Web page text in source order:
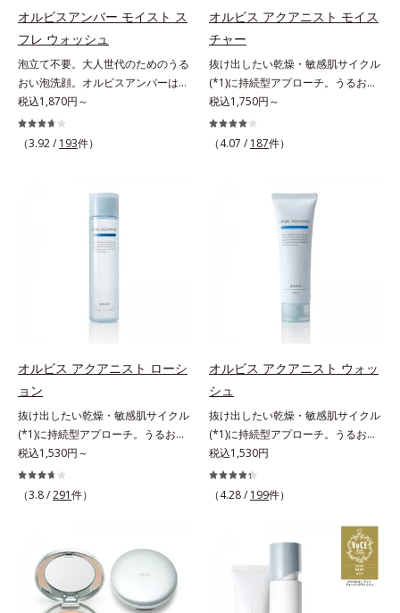
BEAUTY夏祭りは、こちら
な肌に洗い上げます。ツブツブ入り
のパウダーが泡立てネットのように
空気を含ませるので、簡単に泡立て
られます。濃密うるおい泡を洗い流
したあとは大人の肌もつっぱりにく
く、使うたびに毛穴の目立ちにくい
肌(*5)を目指せます。性別問わずお
使いいただけるので、ご夫婦やカッ
つきが気になるところにもお使いい
ただけます。*1 プロテアーゼ、パ
パイン、リパーゼ配合＝洗浄成分*2
皮脂吸収成分*3 自社品*4 パルミチ
皮脂・汚れの除去による
イ酸、ジメチコン配合＝汗や水、皮
脂をはじき、メイクくずれを防ぐ成
分*2 オリーブ葉エキス、ゴレンシ
葉エキス、加水分解ヒアルロン酸、
異性化糖配合＝保湿成分【ご使用方
法】2層タイプなので、必ず容器を
よく振ってからお使いください。メ
イクの仕上げに、顔から20cm程度
シュが目安）ミストを塗布後、肌に
触れずに乾くまでそのままお待ちく
オルビスアンバー モイスト ス
フレ ウォッシュ
泡立て不要。大人世代のためのうる
おい泡洗顔。オルビスアンバーは、
いつも⾃然体で美しくありたいと願
う⼤⼈世代に寄り添うブランドで
す。年齢印象研究に基づいた肌サイ
軽なお手入れで賢いケアを。ライフ
スタイルになじむ、若々しい印象(*)
作りのサポートをします。* 肌にハ
リを与え若々しい印象
税込1,870円～
（3.92 / 193件）
オルビス アクアニスト モイス
チャー
抜け出したい乾燥・敏感肌サイクル
(*1)に持続型アプローチ。うるおい
を追求した敏感肌用保湿スキンケア
(*2)。うるおいを逃し、刺激を受け
やすい角層の“乾燥敏感スランプ
望の敏感肌用保湿スキンケアライン
「オルビス アクアニスト」。乾燥
敏感スランプの原因にアプローチす
る持続型トリプルアミノ酸(*4)を配
異物として排出されにくく、肌にと
どまってうるおいを蓄えてくれま
す。刺激を受けやすくなった角層を
うるおいで満たし、脱・敏感肌を目
指します。無油分・無着色・無香
不使用(*5)・パラベンフリー、6つ
のフリー処方で徹底的に肌に寄り添
います。*1 乾燥と敏感をくり返す
こと*2 敏感肌対象連用テスト済
（すべての方のお肌に合うというこ
とではありません）*3 乾燥して敏
アミノ酸（ポリグルタミン酸）配合
＝乾燥を防ぎ、うるおいに満ちた肌
へ導く保湿成分、植物由来アミノ酸
（エルゴチオネイン）配合＝肌を整
税込1,750円～
（4.07 / 187件）
オルビス アクアニスト ローシ
ョン
抜け出したい乾燥・敏感肌サイクル
(*1)に持続型アプローチ。うるおい
を追求した敏感肌用保湿スキンケア
(*2)。うるおいを逃し、刺激を受け
やすい角層の“乾燥敏感スランプ
望の敏感肌用保湿スキンケアライン
「オルビス アクアニスト」。乾燥
敏感スランプの原因にアプローチす
る持続型トリプルアミノ酸(*4)を配
税込1,530円～
（3.8 /291件）
オルビス アクアニスト ウォッ
シュ
抜け出したい乾燥・敏感肌サイクル
(*1)に持続型アプローチ。うるおい
を追求した敏感肌用保湿スキンケア
(*2)。うるおいを逃し、刺激を受け
やすい角層の“乾燥敏感スランプ
のうるおい研究により完成した、待
望の敏感肌用保湿スキンケアライン
「オルビス アクアニスト」。乾燥
敏感スランプの原因にアプローチす
税込1,530円
（4.28 / 199件）